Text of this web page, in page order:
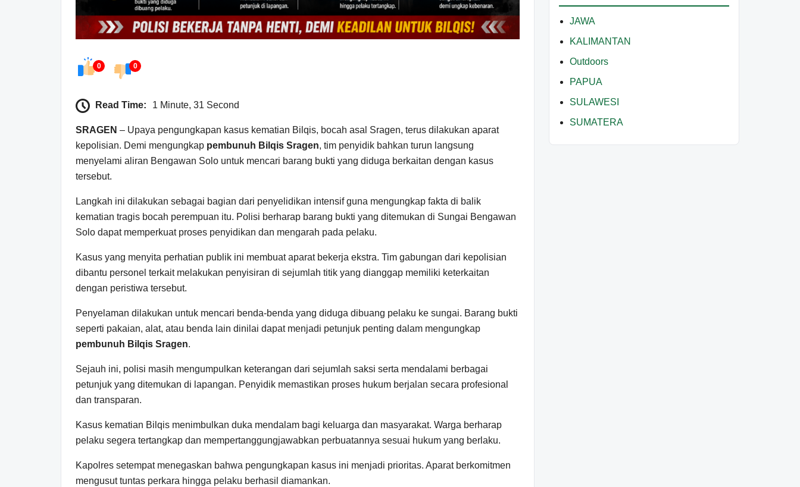
0 0
Read Time: 1 Minute, 31 Second
SRAGEN – Upaya pengungkapan kasus kematian Bilqis, bocah asal Sragen, terus dilakukan aparat
kepolisian. Demi mengungkap pembunuh Bilqis Sragen, tim penyidik bahkan turun langsung
menyelami aliran Bengawan Solo untuk mencari barang bukti yang diduga berkaitan dengan kasus
tersebut.
Langkah ini dilakukan sebagai bagian dari penyelidikan intensif guna mengungkap fakta di balik
kematian tragis bocah perempuan itu. Polisi berharap barang bukti yang ditemukan di Sungai Bengawan
Solo dapat memperkuat proses penyidikan dan mengarah pada pelaku.
Kasus yang menyita perhatian publik ini membuat aparat bekerja ekstra. Tim gabungan dari kepolisian
dibantu personel terkait melakukan penyisiran di sejumlah titik yang dianggap memiliki keterkaitan
dengan peristiwa tersebut.
Penyelaman dilakukan untuk mencari benda-benda yang diduga dibuang pelaku ke sungai. Barang bukti
seperti pakaian, alat, atau benda lain dinilai dapat menjadi petunjuk penting dalam mengungkap
pembunuh Bilqis Sragen.
Sejauh ini, polisi masih mengumpulkan keterangan dari sejumlah saksi serta mendalami berbagai
petunjuk yang ditemukan di lapangan. Penyidik memastikan proses hukum berjalan secara profesional
dan transparan.
Kasus kematian Bilqis menimbulkan duka mendalam bagi keluarga dan masyarakat. Warga berharap
pelaku segera tertangkap dan mempertanggungjawabkan perbuatannya sesuai hukum yang berlaku.
Kapolres setempat menegaskan bahwa pengungkapan kasus ini menjadi prioritas. Aparat berkomitmen
mengusut tuntas perkara hingga pelaku berhasil diamankan.
JAWA
KALIMANTAN
Outdoors
PAPUA
SULAWESI
SUMATERA